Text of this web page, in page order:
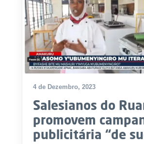
4 de Dezembro, 2023
Salesianos do
promovem
publicitária “de